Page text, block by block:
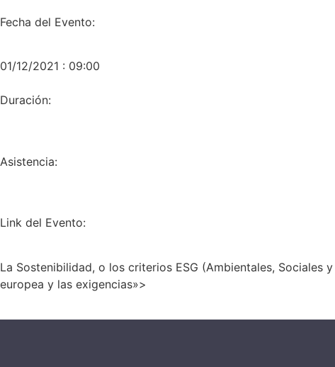
Fecha del Evento:
01/12/2021 : 09:00
Duración:
Asistencia:
Link del Evento:
La Sostenibilidad, o los criterios ESG (Ambientales,
europea y las exigencias»>